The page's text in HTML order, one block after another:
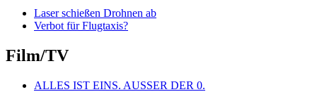
Laser schießen Drohnen ab
Verbot für Flugtaxis?
Film/TV
ALLES IST EINS. AUSSER DER 0.